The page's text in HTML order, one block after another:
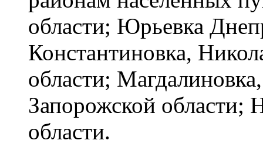
области; Юрьевка
Константиновка,
области;
Запорожской области;
области.